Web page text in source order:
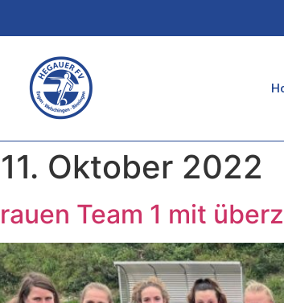
11. Oktober 2022
Team 1 mit